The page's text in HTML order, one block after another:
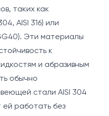
таких как
AISI 316) или
Эти материалы
к
и абразивным
обычно
стали AISI 304
ей работать без